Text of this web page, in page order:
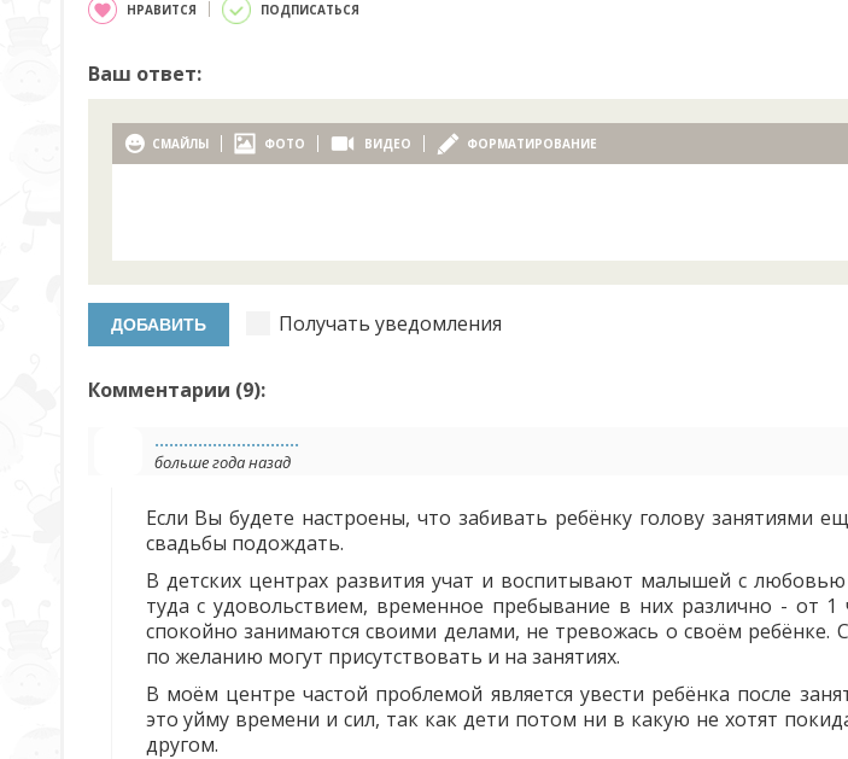
НРАВИТСЯ ПОДПИСАТЬСЯ
Ваш ответ:
СМАЙЛЫ ФОТО ВИДЕО ФОРМАТИРОВАНИЕ
Получать уведомления
Комментарии (9):
..............................
больше года назад
Если Вы будете настроены, что забивать ребёнку голову занятиями
свадьбы подождать.
В детских центрах развития учат и воспитывают малышей с
туда с удовольствием, временное пребывание в них различно - от
спокойно занимаются своими делами, не тревожась о своём
по желанию могут присутствовать и на занятиях.
В моём центре частой проблемой является увести ребёнка после
это уйму времени и сил, так как дети потом ни в какую не хотят
другом.